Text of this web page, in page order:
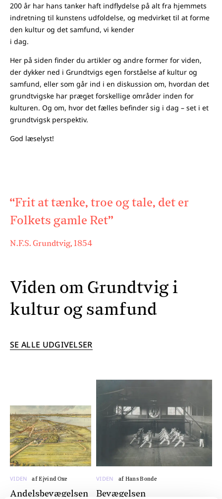
200 år har hans tanker haft indflydelse på alt fra hjemmets
indretning til kunstens udfoldelse, og medvirket til at forme
den kultur og det samfund, vi kender
i dag.
Her på siden finder du artikler og andre former for viden,
der dykker ned i Grundtvigs egen forståelse af kultur og
samfund, eller som går ind i en diskussion om, hvordan det
grundtvigske har præget forskellige områder inden for
kulturen. Og om, hvor det fælles befinder sig i dag – set i et
grundtvigsk perspektiv.
God læselyst!
“Frit at tænke, troe og tale, det er
Folkets gamle Ret”
N.F.S. Grundtvig, 1854
Viden om Grundtvig i
kultur og samfund
SE ALLE UDGIVELSER
VIDEN af Ejvind Oxe
Andelsbevægelsen
VIDEN af Hans Bonde
Bevægelsen